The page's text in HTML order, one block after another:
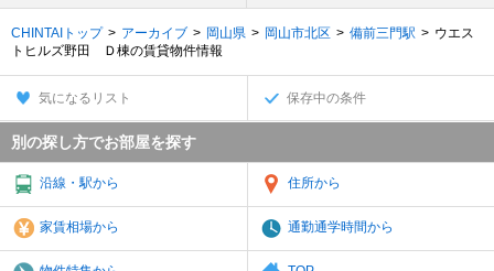
CHINTAIトップ アーカイブ 岡山県 岡山市北区 備前三門駅
ウエス
トヒルズ野田 Ｄ棟の賃貸物件情報
気になるリスト 保存中の条件
別の探し方でお部屋を探す
沿線・駅から 住所から
家賃相場から 通勤通学時間から